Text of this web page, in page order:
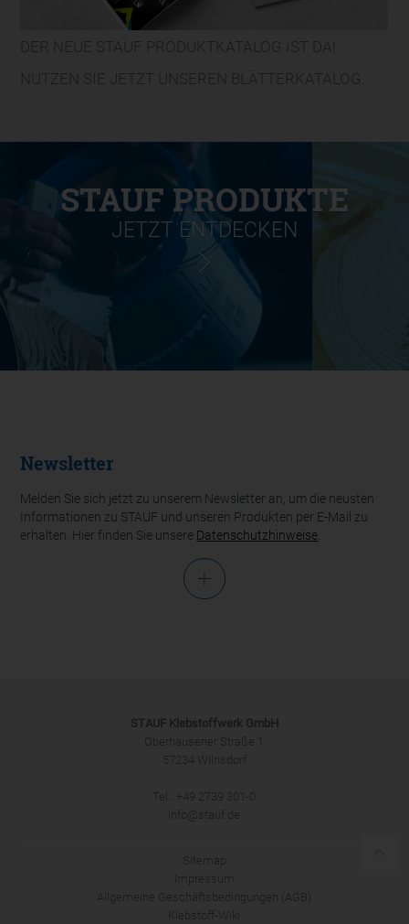
STAUF PRODUKTE
JETZT ENTDECKEN
Newsletter
Melden Sie sich jetzt zu unserem Newsletter an, um die neusten
Informationen zu STAUF und unseren Produkten per E-Mail zu
erhalten. Hier finden Sie unsere Datenschutzhinweise.
STAUF Klebstoffwerk GmbH
Oberhausener Straße 1
57234 Wilnsdorf
Tel.: +49 2739 301-0
info@stauf.de
Sitemap
Impressum
Allgemeine Geschäftsbedingungen (AGB)
Klebstoff-Wiki